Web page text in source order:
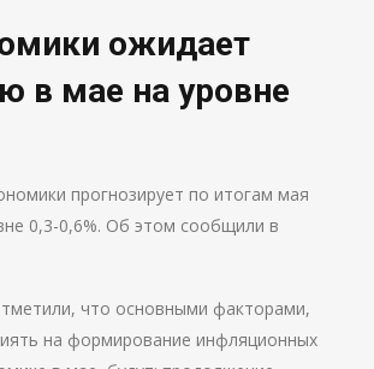
ожидает
в мае на уровне
прогнозирует по итогам мая
0,3-0,6%. Об этом сообщили в
что основными факторами,
на формирование инфляционных